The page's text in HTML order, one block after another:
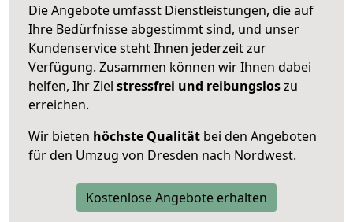
Die Angebote umfasst Dienstleistungen, die auf
Ihre Bedürfnisse abgestimmt sind, und unser
Kundenservice steht Ihnen jederzeit zur
Verfügung. Zusammen können wir Ihnen dabei
helfen, Ihr Ziel stressfrei und reibungsloszu
erreichen.
Wir bieten höchste Qualität bei den Angeboten
für den Umzug von Dresden nach Nordwest.
Kostenlose Angebote erhalten